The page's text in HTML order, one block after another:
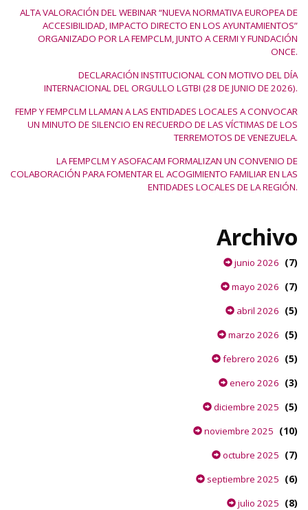
ALTA VALORACIÓN DEL WEBINAR “NUEVA NORMATIVA EUROPEA DE
ACCESIBILIDAD, IMPACTO DIRECTO EN LOS AYUNTAMIENTOS”
ORGANIZADO POR LA FEMPCLM, JUNTO A CERMI Y FUNDACIÓN
ONCE.
DECLARACIÓN INSTITUCIONAL CON MOTIVO DEL DÍA
INTERNACIONAL DEL ORGULLO LGTBI (28 DE JUNIO DE 2026).
FEMP Y FEMPCLM LLAMAN A LAS ENTIDADES LOCALES A CONVOCAR
UN MINUTO DE SILENCIO EN RECUERDO DE LAS VÍCTIMAS DE LOS
TERREMOTOS DE VENEZUELA.
LA FEMPCLM Y ASOFACAM FORMALIZAN UN CONVENIO DE
COLABORACIÓN PARA FOMENTAR EL ACOGIMIENTO FAMILIAR EN LAS
ENTIDADES LOCALES DE LA REGIÓN.
Archivo
junio 2026 (7)
mayo 2026 (7)
abril 2026 (5)
marzo 2026 (5)
febrero 2026 (5)
enero 2026 (3)
diciembre 2025 (5)
noviembre 2025 (10)
octubre 2025 (7)
septiembre 2025 (6)
julio 2025 (8)